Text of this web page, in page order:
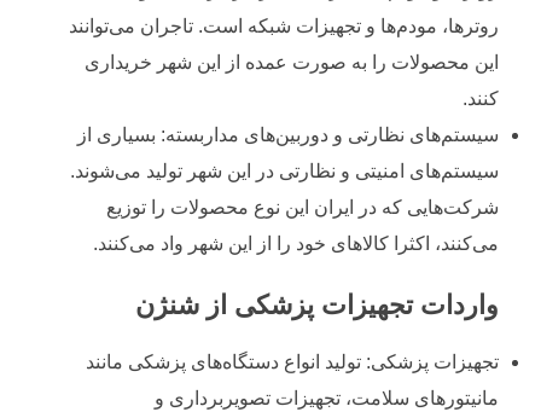
روترها، مودم‌ها و تجهیزات شبکه است. تاجران می‌توانند
این محصولات را به صورت عمده از این شهر خریداری
کنند.
سیستم‌های نظارتی و دوربین‌های مداربسته: بسیاری از
سیستم‌های امنیتی و نظارتی در این شهر تولید می‌شوند.
شرکت‌هایی که در ایران این نوع محصولات را توزیع
می‌کنند، اکثرا کالاهای خود را از این شهر واد می‌کنند.
واردات تجهیزات پزشکی از شنژن
تجهیزات پزشکی: تولید انواع دستگاه‌های پزشکی مانند
مانیتورهای سلامت، تجهیزات تصویربرداری و